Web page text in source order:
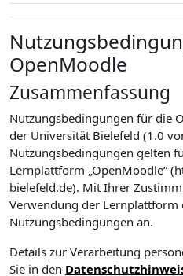
OpenMoodle
Zusammenfassung
Nutzungsbedingungen für die
der Universität Bielefeld (1.0
Nutzungsbedingungen gelten
Lernplattform „OpenMoodle“
bielefeld.de). Mit Ihrer
Verwendung der Lernplattform
Nutzungsbedingungen an.
Details zur Verarbeitung
Sie in den